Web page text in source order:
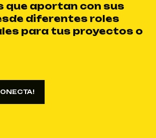
que aportan con sus
diferentes roles
para tus proyectos o